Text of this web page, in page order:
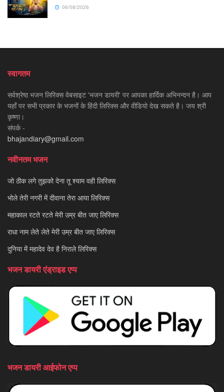
06/08/2026
स्वागतम
सर्वश्रेष्ठ भजन लिरिक्स वेबसाइट 'भजन डायरी' पर आपका हार्दिक अभिनन्दन है। आप
यहाँ पर सभी प्रकार के भजनों के हिंदी लिरिक्स और वीडियो देख सकते है। जय श्री
कृष्णा।
संपर्क -
bhajandiary@gmail.com
नवीनतम भजन
जो ठीक लगे तुझको देना तू श्याम वही लिरिक्स
भोले तेरी नगरी में दीवाना तेरा आया लिरिक्स
महाकाल रटते रटते मेरी उम्र बीत जाए लिरिक्स
राधा नाम लेते लेते मेरी उम्र बीत जाए लिरिक्स
दुनिया में महादेव देव है निराले लिरिक्स
भजन डायरी एंड्राइड एप्प
भजन डायरी आईफोन एप्प